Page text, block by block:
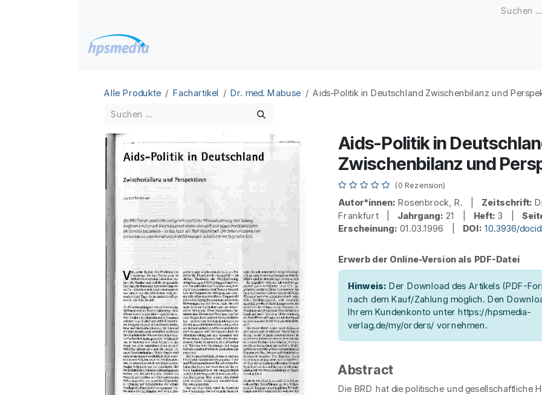
Alle Produkte Fachartikel Dr. med. Mabuse Aids-Politik in Deutschland Zwischenbilanz und
Aids-Politik in
Zwischenbilanz und
(0 Rezension)
Autor*innen: Rosenbrock, R. | Zeitschrift:
Frankfurt | Jahrgang: 21 | Heft: 3 |
Erscheinung: 01.03.1996 | DOI: 10.3936/
Erwerb der Online-Version als PDF-Datei
Hinweis: Der Download des Artikels (PDF-
nach dem Kauf/Zahlung möglich. Den
Ihrem Kundenkonto unter https://hpsmedia-
verlag.de/my/orders/ vornehmen.
Abstract
Die BRD hat die politische und gesellschaftliche